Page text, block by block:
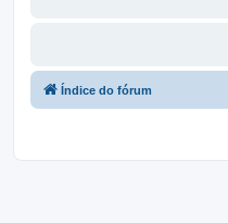
Índice do fórum